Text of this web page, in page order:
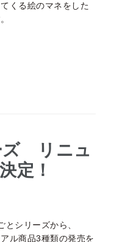
くる絵のマネをした
ズ リニュ
定！
シリーズから、
ル商品3種類の発売を